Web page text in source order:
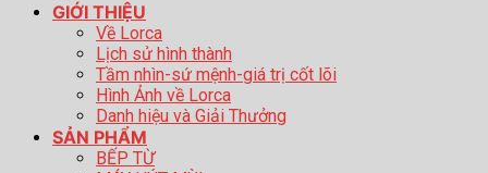
GIỚI THIỆU
Về Lorca
Lịch sử hình thành
Tầm nhìn-sứ mệnh-giá trị cốt lõi
Hình Ảnh về Lorca
Danh hiệu và Giải Thưởng
SẢN PHẨM
BẾP TỪ